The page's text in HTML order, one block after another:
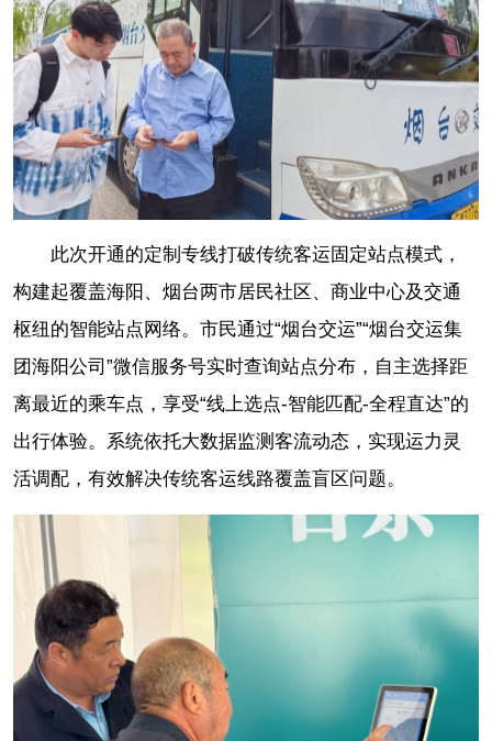
此次开通的定制专线打破传统客运固定站点模式，
构建起覆盖海阳、烟台两市居民社区、商业中心及交通
枢纽的智能站点网络。市民通过“烟台交运”“烟台交运集
团海阳公司”微信服务号实时查询站点分布，自主选择距
离最近的乘车点，享受“线上选点-智能匹配-全程直达”的
出行体验。系统依托大数据监测客流动态，实现运力灵
活调配，有效解决传统客运线路覆盖盲区问题。